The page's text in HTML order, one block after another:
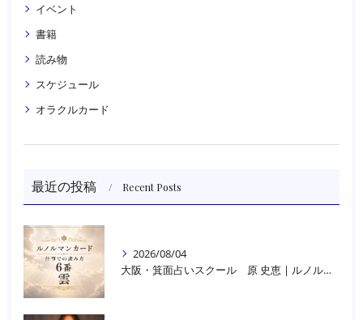
イベント
書籍
読み物
スケジュール
オラクルカード
最近の投稿 Recent Posts
2026/08/04
大阪・箕面占いスクール 原 史恵 | ルノルマンカード読み方のコツ「雲」 仕事をテーマに占った場合